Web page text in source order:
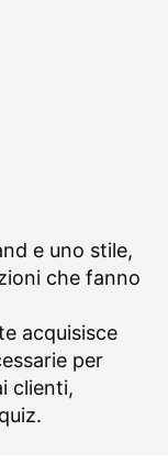
e uno stile,
che fanno
acquisisce
per
clienti,